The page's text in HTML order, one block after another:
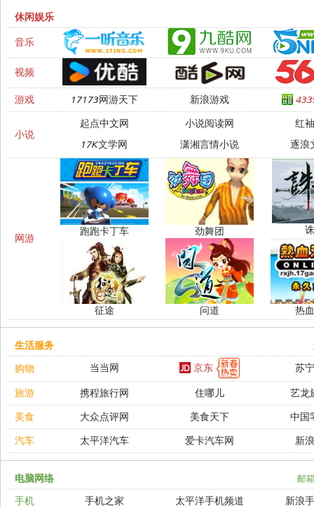
休闲娱乐
音乐
视频
游戏 17173网游天下 新浪游戏
小说
起点中文网 小说阅读网
红
17K文学网
潇湘言情小说 逐浪
网游
跑跑卡丁车 劲舞团
征途 问道 热
生活服务
购物
当当网 京东 苏
旅游 携程旅行网 住哪儿
艺龙
美食
大众点评网 美食天下
中国
汽车
太平洋汽车 爱卡汽车网 新
邮
电脑网络
手机
手机之家 太平洋手机频道
新浪